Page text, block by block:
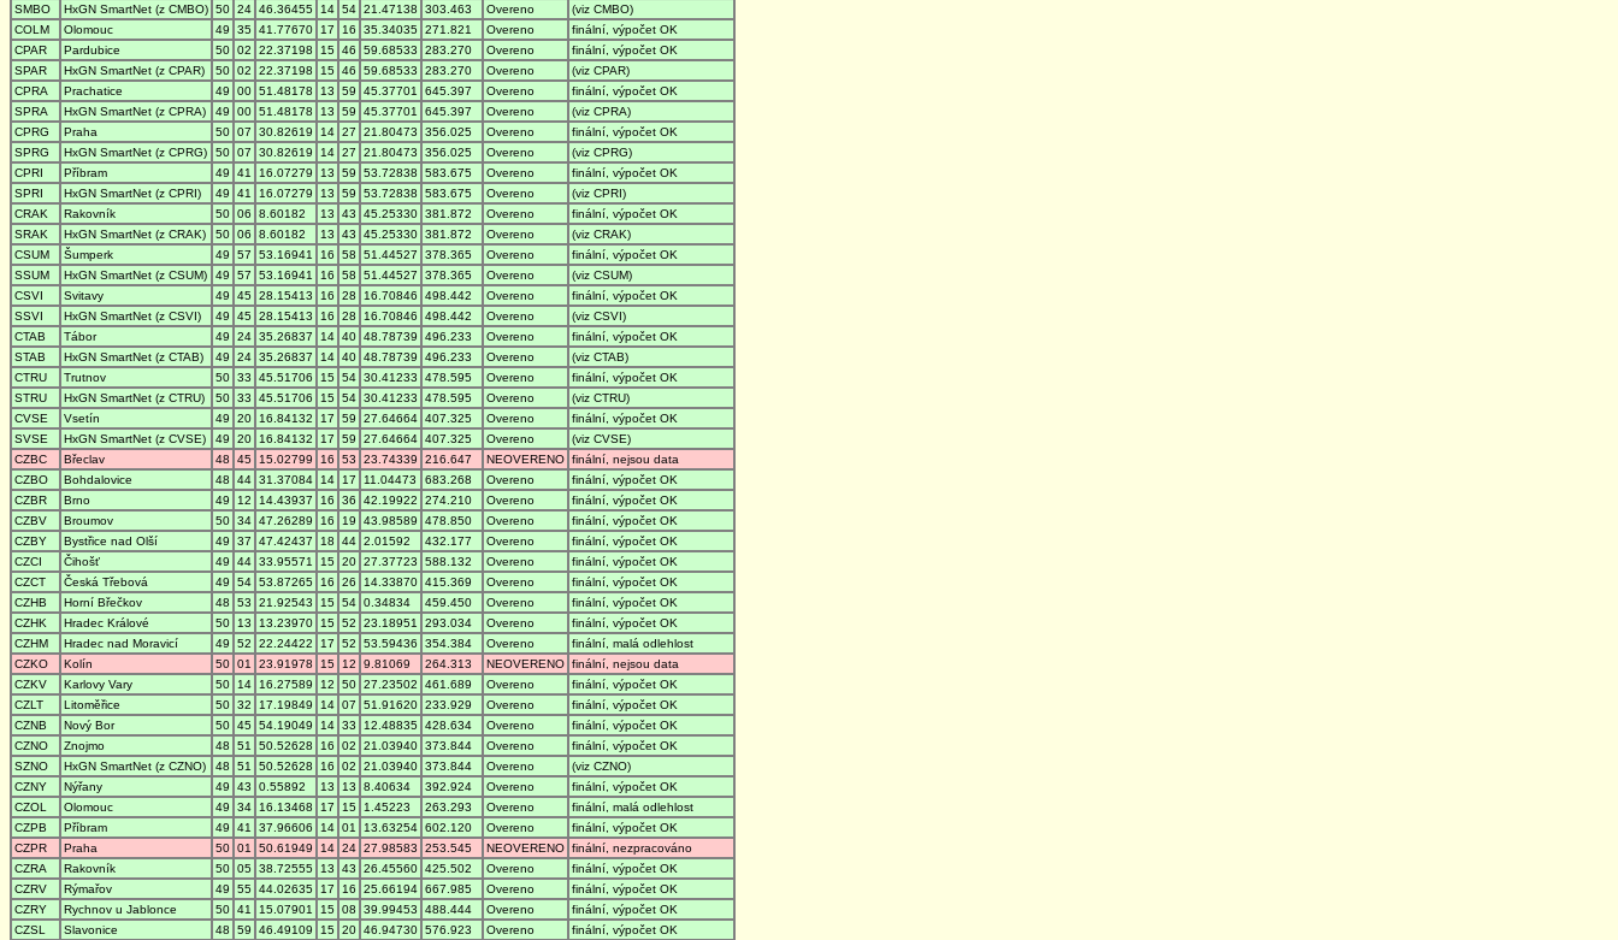
SMBO
HxGN SmartNet (z CMBO) 50 24 46.36455 14 54 21.47138 303.463 Overeno
(viz CMBO)
COLM
Olomouc 49 35 41.77670 17 16 35.34035 271.821 Overeno
finální, výpočet OK
CPAR
Pardubice 50 02 22.37198 15 46 59.68533 283.270 Overeno
finální, výpočet OK
SPAR
HxGN SmartNet (z CPAR) 50 02 22.37198 15 46 59.68533 283.270 Overeno
(viz CPAR)
CPRA
Prachatice 49 00 51.48178 13 59 45.37701 645.397 Overeno
finální, výpočet OK
SPRA
HxGN SmartNet (z CPRA) 49 00 51.48178 13 59 45.37701 645.397 Overeno
(viz CPRA)
CPRG
Praha 50 07 30.82619 14 27 21.80473 356.025 Overeno
finální, výpočet OK
SPRG
HxGN SmartNet (z CPRG) 50 07 30.82619 14 27 21.80473 356.025 Overeno
(viz CPRG)
CPRI
Příbram 49 41 16.07279 13 59 53.72838 583.675 Overeno
finální, výpočet OK
SPRI
HxGN SmartNet (z CPRI) 49 41 16.07279 13 59 53.72838 583.675 Overeno
(viz CPRI)
CRAK
Rakovník 50 06 8.60182 13 43 45.25330 381.872 Overeno
finální, výpočet OK
SRAK
HxGN SmartNet (z CRAK) 50 06 8.60182 13 43 45.25330 381.872 Overeno
(viz CRAK)
CSUM
Šumperk 49 57 53.16941 16 58 51.44527 378.365 Overeno
finální, výpočet OK
SSUM
HxGN SmartNet (z CSUM) 49 57 53.16941 16 58 51.44527 378.365 Overeno
(viz CSUM)
CSVI
Svitavy 49 45 28.15413 16 28 16.70846 498.442 Overeno
finální, výpočet OK
SSVI
HxGN SmartNet (z CSVI) 49 45 28.15413 16 28 16.70846 498.442 Overeno
(viz CSVI)
CTAB
Tábor 49 24 35.26837 14 40 48.78739 496.233 Overeno
finální, výpočet OK
STAB
HxGN SmartNet (z CTAB) 49 24 35.26837 14 40 48.78739 496.233 Overeno
(viz CTAB)
CTRU
Trutnov 50 33 45.51706 15 54 30.41233 478.595 Overeno
finální, výpočet OK
STRU
HxGN SmartNet (z CTRU) 50 33 45.51706 15 54 30.41233 478.595 Overeno
(viz CTRU)
CVSE
Vsetín 49 20 16.84132 17 59 27.64664 407.325 Overeno
finální, výpočet OK
SVSE
HxGN SmartNet (z CVSE) 49 20 16.84132 17 59 27.64664 407.325 Overeno
(viz CVSE)
CZBC
Břeclav 48 45 15.02799 16 53 23.74339 216.647 NEOVERENO finální, nejsou data
CZBO
Bohdalovice 48 44 31.37084 14 17 11.04473 683.268 Overeno
finální, výpočet OK
CZBR
Brno 49 12 14.43937 16 36 42.19922 274.210 Overeno
finální, výpočet OK
CZBV
Broumov 50 34 47.26289 16 19 43.98589 478.850 Overeno
finální, výpočet OK
CZBY
Bystřice nad Olší 49 37 47.42437 18 44 2.01592 432.177 Overeno
finální, výpočet OK
CZCI
Čihošť 49 44 33.95571 15 20 27.37723 588.132 Overeno
finální, výpočet OK
CZCT
Česká Třebová 49 54 53.87265 16 26 14.33870 415.369 Overeno
finální, výpočet OK
CZHB
Horní Břečkov 48 53 21.92543 15 54 0.34834 459.450 Overeno
finální, výpočet OK
CZHK
Hradec Králové 50 13 13.23970 15 52 23.18951 293.034 Overeno
finální, výpočet OK
CZHM
Hradec nad Moravicí 49 52 22.24422 17 52 53.59436 354.384 Overeno
finální, malá odlehlost
CZKO
Kolín 50 01 23.91978 15 12 9.81069 264.313 NEOVERENO finální, nejsou data
CZKV
Karlovy Vary 50 14 16.27589 12 50 27.23502 461.689 Overeno
finální, výpočet OK
CZLT
Litoměřice 50 32 17.19849 14 07 51.91620 233.929 Overeno
finální, výpočet OK
CZNB
Nový Bor 50 45 54.19049 14 33 12.48835 428.634 Overeno
finální, výpočet OK
CZNO
Znojmo 48 51 50.52628 16 02 21.03940 373.844 Overeno
finální, výpočet OK
SZNO
HxGN SmartNet (z CZNO) 48 51 50.52628 16 02 21.03940 373.844 Overeno
(viz CZNO)
CZNY
Nýřany 49 43 0.55892 13 13 8.40634 392.924 Overeno
finální, výpočet OK
CZOL
Olomouc 49 34 16.13468 17 15 1.45223 263.293 Overeno
finální, malá odlehlost
CZPB
Příbram 49 41 37.96606 14 01 13.63254 602.120 Overeno
finální, výpočet OK
CZPR
Praha 50 01 50.61949 14 24 27.98583 253.545 NEOVERENO finální, nezpracováno
CZRA
Rakovník 50 05 38.72555 13 43 26.45560 425.502 Overeno
finální, výpočet OK
CZRV
Rýmařov 49 55 44.02635 17 16 25.66194 667.985 Overeno
finální, výpočet OK
CZRY
Rychnov u Jablonce 50 41 15.07901 15 08 39.99453 488.444 Overeno
finální, výpočet OK
CZSL
Slavonice 48 59 46.49109 15 20 46.94730 576.923 Overeno
finální, výpočet OK